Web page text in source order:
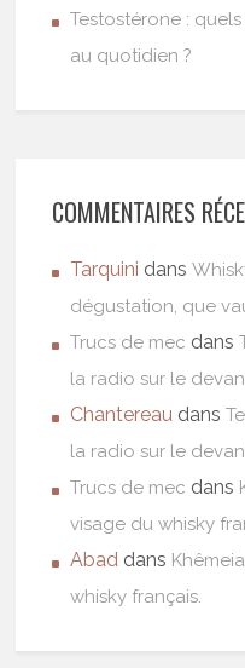
Testostérone :
au quotidien ?
COMMENTAIRES
Tarquini dans
dégustation, que
Trucs de mec dans
la radio sur le
Chantereau dans
la radio sur le
Trucs de mec dans
visage du whisky
Abad dans
whisky français.